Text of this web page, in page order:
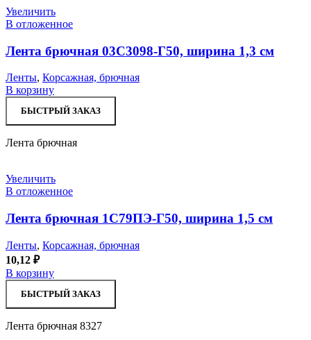
Увеличить
В отложенное
Лента брючная 03С3098-Г50, ширина 1,3 см
Ленты, Корсажная, брючная
В корзину
БЫСТРЫЙ ЗАКАЗ
Лента брючная
Увеличить
В отложенное
Лента брючная 1С79ПЭ-Г50, ширина 1,5 см
Ленты, Корсажная, брючная
10,12 ₽
В корзину
БЫСТРЫЙ ЗАКАЗ
Лента брючная 8327